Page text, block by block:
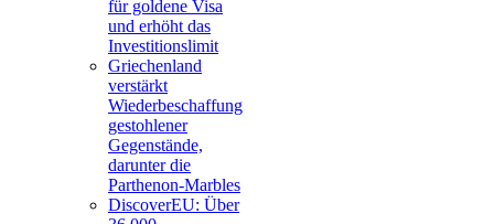
für goldene Visa
und erhöht das
Investitionslimit
Griechenland
verstärkt
Wiederbeschaffung
gestohlener
Gegenstände,
darunter die
Parthenon-Marbles
DiscoverEU: Über